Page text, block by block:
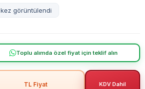
kez görüntülendi
Toplu alımda özel fiyat için teklif alın
TL Fiyat KDV Dahil